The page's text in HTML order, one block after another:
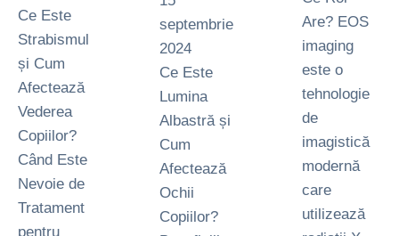
Ce Este
Strabismul
și Cum
Afectează
Vederea
Copiilor?
Când Este
Nevoie de
Tratament
pentru
septembrie
2024
Ce Este
Lumina
Albastră și
Cum
Afectează
Ochii
Copiilor?
Are? EOS
imaging
este o
tehnologie
de
imagistică
modernă
care
utilizează